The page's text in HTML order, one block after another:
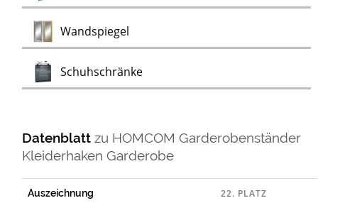
Wandspiegel
SchuhschränkeTest
Datenblattzu HOMCOM Garderobenständer
Kleiderhaken Garderobe
Auszeichnung